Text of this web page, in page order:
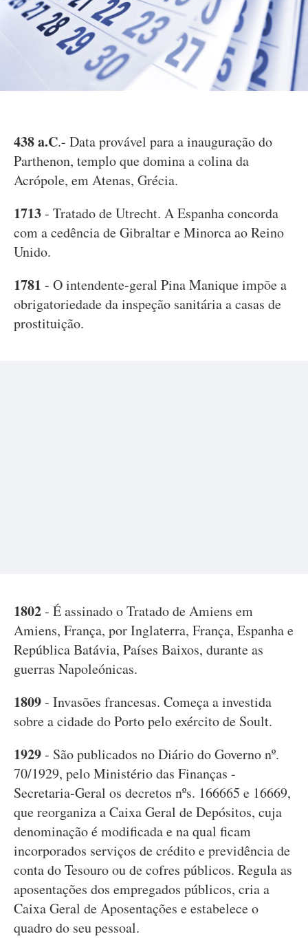
438 a.C.- Data provável para a inauguração do
Parthenon, templo que domina a colina da
Acrópole, em Atenas, Grécia.
1713- Tratado de Utrecht. A Espanha concorda
com a cedência de Gibraltar e Minorca ao Reino
Unido.
1781 - O intendente-geral Pina Manique impõe a
obrigatoriedade da inspeção sanitária a casas de
prostituição.
1802- É assinado o Tratado de Amiens em
Amiens, França, por Inglaterra, França, Espanha e
República Batávia, Países Baixos, durante as
guerras Napoleónicas.
1809- Invasões francesas. Começa a investida
sobre a cidade do Porto pelo exército de Soult.
1929- São publicados no Diário do Governo nº.
70/1929, pelo Ministério das Finanças -
Secretaria-Geral os decretos nºs. 166665 e 16669,
que reorganiza a Caixa Geral de Depósitos, cuja
denominação é modificada e na qual ficam
incorporados serviços de crédito e previdência de
conta do Tesouro ou de cofres públicos. Regula as
aposentações dos empregados públicos, cria a
Caixa Geral de Aposentações e estabelece o
quadro do seu pessoal.